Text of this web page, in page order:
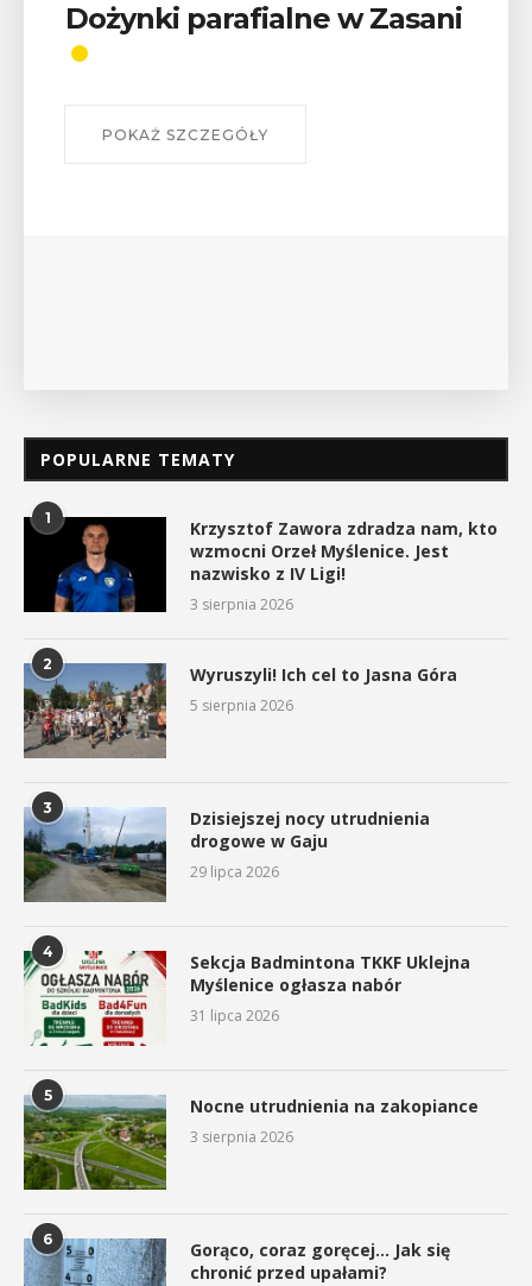
Wykład „Jak zdobyć
odznaki na myślenickich
W środę 12 sierpnia o godz. 17 w Miejskiej
POPULARNE TEMATY
1
Krzysztof Zawora zdradza nam, kto
wzmocni Orzeł Myślenice. Jest
nazwisko z IV Ligi!
3 sierpnia 2026
2 Wyruszyli! Ich cel to Jasna Góra
5 sierpnia 2026
3
Dzisiejszej nocy utrudnienia
drogowe w Gaju
29 lipca 2026
4
Sekcja Badmintona TKKF Uklejna
Myślenice ogłasza nabór
31 lipca 2026
5 Nocne utrudnienia na zakopiance
3 sierpnia 2026
6
Gorąco, coraz goręcej… Jak się
chronić przed upałami?